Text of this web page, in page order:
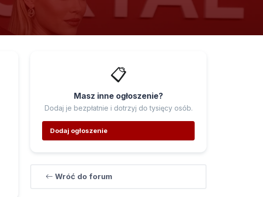
📋
Masz inne ogłoszenie?
Dodaj je bezpłatnie i dotrzyj do tysięcy osób.
Dodaj ogłoszenie
Wróć do forum